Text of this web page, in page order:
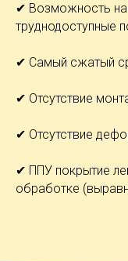
✔ Возможность
труднодоступные
✔ Самый сжатый
✔ Отсутствие
✔ Отсутствие
✔ ППУ покрытие
обработке